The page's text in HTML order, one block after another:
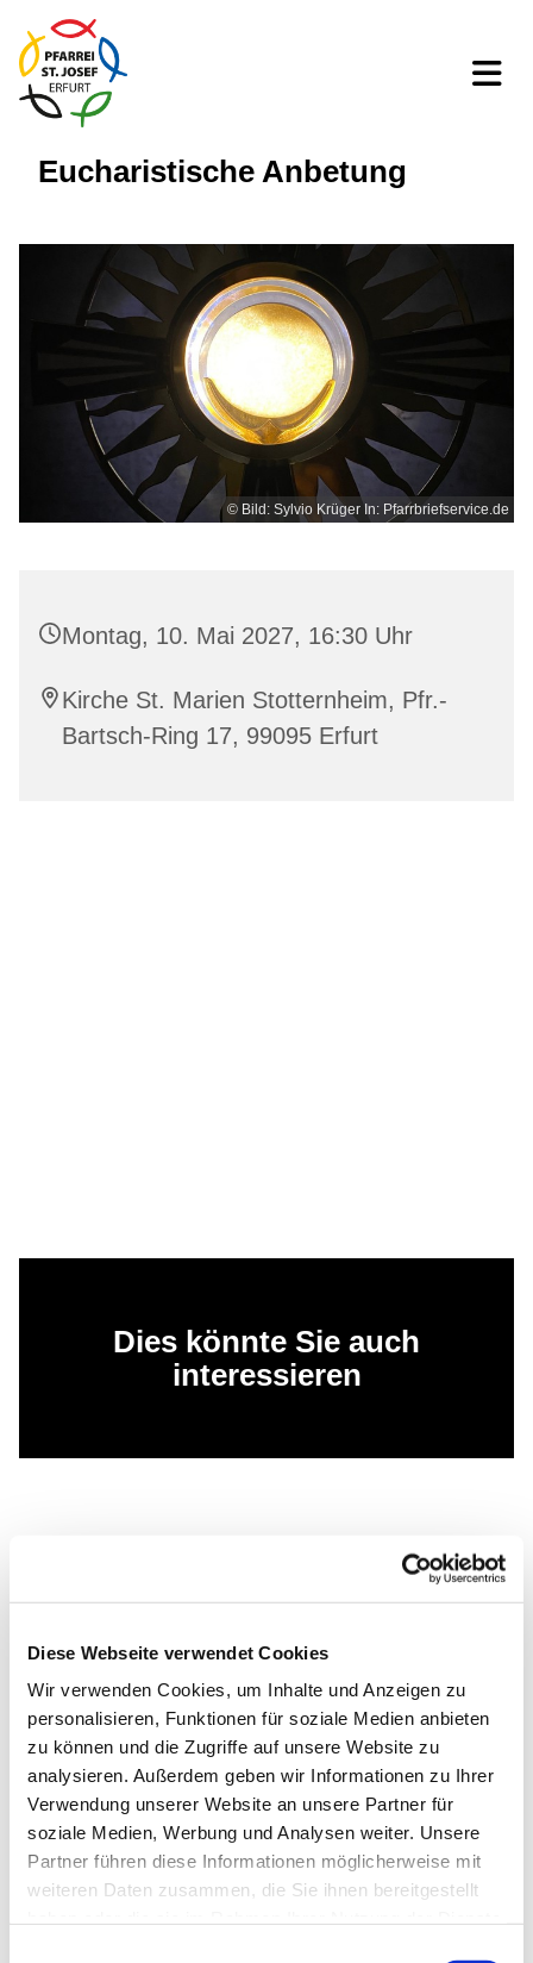
Diese Webseite verwendet Cookies
Wir verwenden Cookies, um Inhalte und Anzeigen zu
personalisieren, Funktionen für soziale Medien anbieten
zu können und die Zugriffe auf unsere Website zu
analysieren. Außerdem geben wir Informationen zu Ihrer
Verwendung unserer Website an unsere Partner für
soziale Medien, Werbung und Analysen weiter. Unsere
Partner führen diese Informationen möglicherweise mit
weiteren Daten zusammen, die Sie ihnen bereitgestellt
Eucharistische Anbetung
© Bild: Sylvio Krüger In: Pfarrbriefservice.de
Montag, 10. Mai 2027, 16:30 Uhr
Kirche St. Marien Stotternheim, Pfr.-
Bartsch-Ring 17, 99095 Erfurt
Dies könnte Sie auch
interessieren